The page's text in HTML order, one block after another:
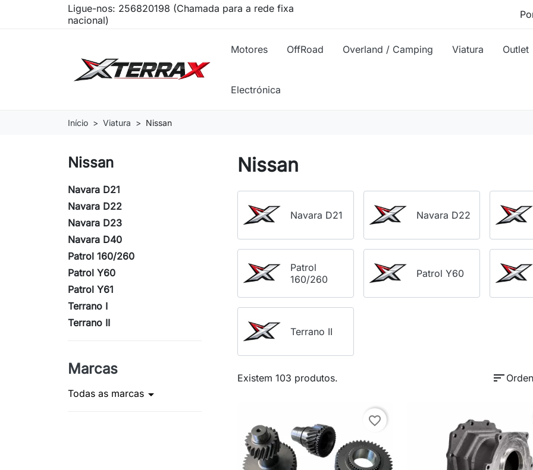
Ligue-nos: 256820198 (Chamada para a rede fixa
nacional)
Motores OffRoad Overland / Camping Viatura Outlet
Electrónica
Início Viatura Nissan
Nissan
Navara D21
Navara D22
Navara D23
Navara D40
Patrol 160/260
Patrol Y60
Patrol Y61
Terrano I
Terrano II
Marcas
Todas as marcas arrow_drop_down
Nissan
Navara D21 Navara D22
Patrol
160/260
Patrol Y60
Terrano II
Existem 103 produtos. sort
favorite_border